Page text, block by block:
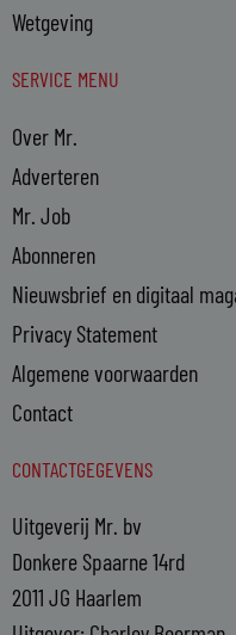
Wetgeving
SERVICE MENU
Over Mr.
Adverteren
Mr. Job
Abonneren
Nieuwsbrief en digitaal
Privacy Statement
Algemene voorwaarden
Contact
CONTACTGEGEVENS
Uitgeverij Mr. bv
Donkere Spaarne 14rd
2011 JG Haarlem